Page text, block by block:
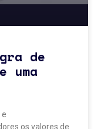
de
uma
os valores de